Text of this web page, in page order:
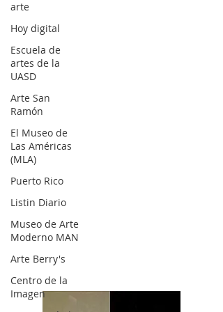
arte
Hoy digital
Escuela de
artes de la
UASD
Arte San
Ramón
El Museo de
Las Américas
(MLA)
Puerto Rico
Listin Diario
Museo de Arte
Moderno MAN
Arte Berry's
Centro de la
Imagen